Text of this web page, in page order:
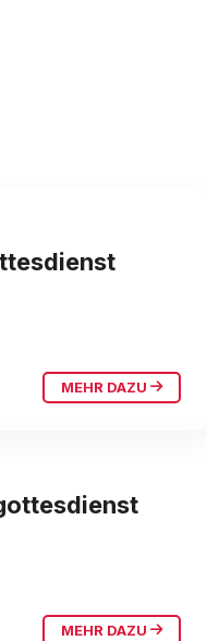
MEHR DAZU
MEHR DAZU